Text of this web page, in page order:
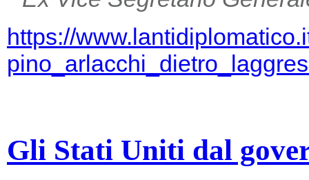
https://
Gli Stati Uniti dal